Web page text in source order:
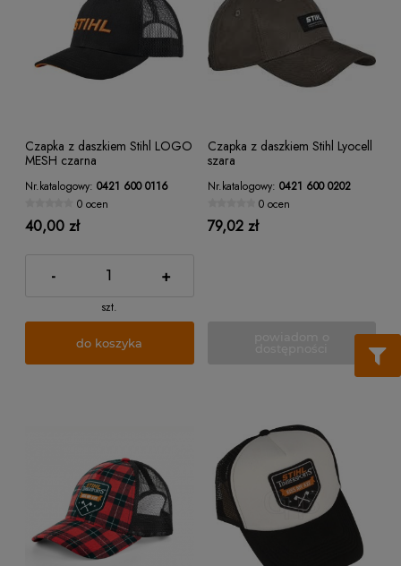
Czapka z daszkiem Stihl LOGO
MESH czarna
Nr.katalogowy: 0421 600 0116
0 ocen
40,00 zł
- +
szt.
do koszyka
Czapka z daszkiem Stihl Lyocell
szara
Nr.katalogowy: 0421 600 0202
0 ocen
79,02 zł